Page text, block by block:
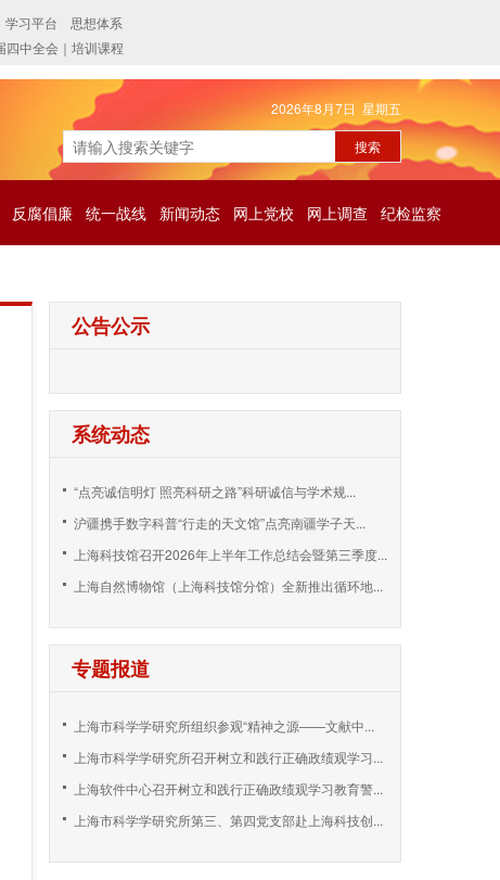
2026年8月7日 星期五
反腐倡廉 统一战线 新闻动态 网上党校 网上调查 纪检监察
公告公示
系统动态
“点亮诚信明灯 照亮科研之路”科研诚信与学术规...
沪疆携手数字科普“行走的天文馆”点亮南疆学子天...
上海科技馆召开2026年上半年工作总结会暨第三季度...
上海自然博物馆（上海科技馆分馆）全新推出循环地...
专题报道
上海市科学学研究所组织参观“精神之源——文献中...
上海市科学学研究所召开树立和践行正确政绩观学习...
上海软件中心召开树立和践行正确政绩观学习教育警...
上海市科学学研究所第三、第四党支部赴上海科技创...